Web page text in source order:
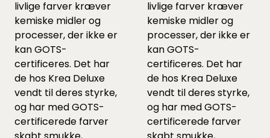
livlige farver kræver
kemiske midler og
processer, der ikke er
kan GOTS-
certificeres. Det har
de hos Krea Deluxe
vendt til deres styrke,
og har med GOTS-
certificerede farver
livlige farver kræver
kemiske midler og
processer, der ikke er
kan GOTS-
certificeres. Det har
de hos Krea Deluxe
vendt til deres styrke,
og har med GOTS-
certificerede farver